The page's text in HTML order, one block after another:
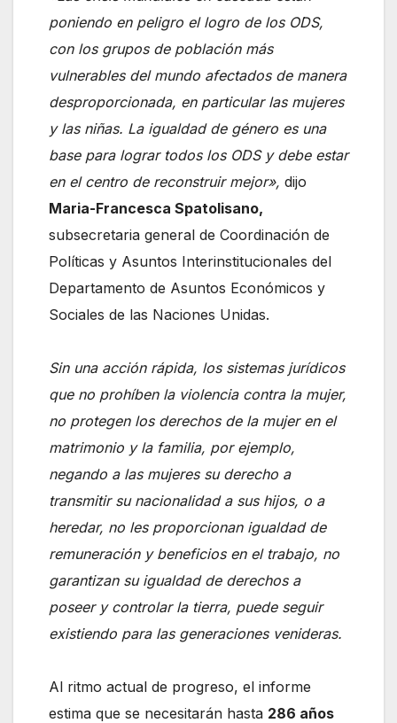
poniendo en peligro el logro de los ODS,
con los grupos de población más
vulnerables del mundo afectados de manera
desproporcionada, en particular las mujeres
y las niñas. La igualdad de género es una
base para lograr todos los ODS y debe estar
en el centro de reconstruir mejor», dijo
Maria-Francesca Spatolisano,
subsecretaria general de Coordinación de
Políticas y Asuntos Interinstitucionales del
Departamento de Asuntos Económicos y
Sociales de las Naciones Unidas.
Sin una acción rápida, los sistemas jurídicos
que no prohíben la violencia contra la mujer,
no protegen los derechos de la mujer en el
matrimonio y la familia, por ejemplo,
negando a las mujeres su derecho a
transmitir su nacionalidad a sus hijos, o a
heredar, no les proporcionan igualdad de
remuneración y beneficios en el trabajo, no
garantizan su igualdad de derechos a
poseer y controlar la tierra, puede seguir
existiendo para las generaciones venideras.
Al ritmo actual de progreso, el informe
estima que se necesitarán hasta 286 años